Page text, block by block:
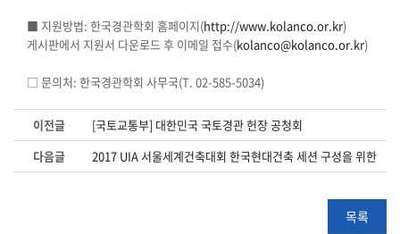
■ 지원방법: 한국경관학회 홈페이지(http://www.kolanco.or.kr)
게시판에서 지원서 다운로드 후 이메일 접수(kolanco@kolanco.or.kr)
□ 문의처: 한국경관학회 사무국(T. 02-585-5034)
이전글
[국토교통부] 대한민국 국토경관 헌장 공청회
다음글
2017 UIA 서울세계건축대회 한국현대건축 세션 구성을 위한 설
목록